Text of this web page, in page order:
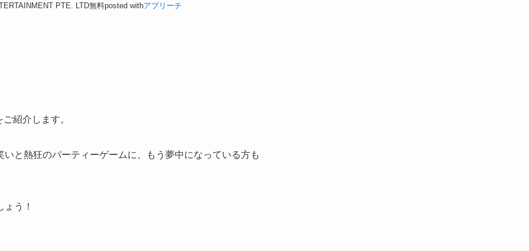
PTE. LTD無料posted withアプリーチ
紹介します。
と熱狂のパーティーゲームに、もう夢中になっている方も
う！